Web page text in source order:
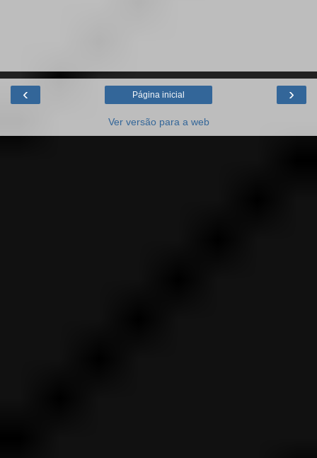
‹ ›
Página inicial
Ver versão para a web